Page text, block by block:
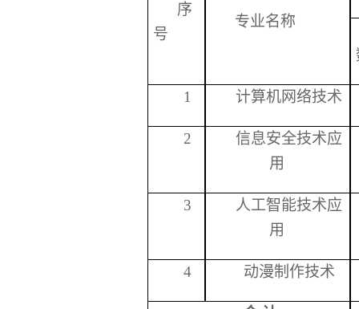
序
号
专业名称
1 计算机网络技术
2
信息安全技术应
用
3
人工智能技术应
用
4 动漫制作技术